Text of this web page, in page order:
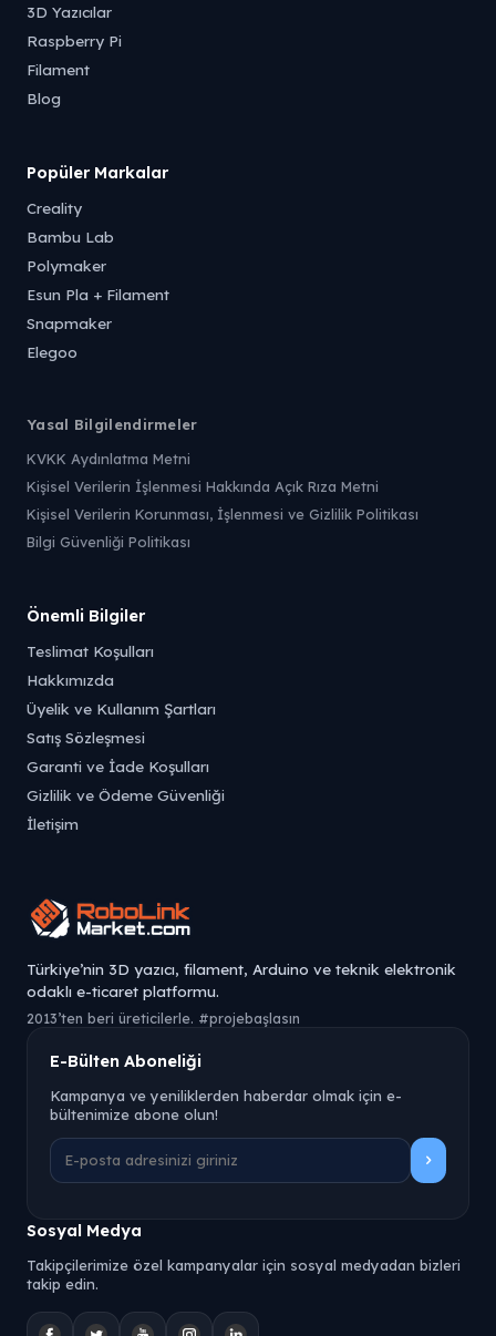
3D Yazıcılar
Raspberry Pi
Filament
Blog
Popüler Markalar
Creality
Bambu Lab
Polymaker
Esun Pla + Filament
Snapmaker
Elegoo
Yasal Bilgilendirmeler
KVKK Aydınlatma Metni
Kişisel Verilerin İşlenmesi Hakkında Açık Rıza Metni
Kişisel Verilerin Korunması, İşlenmesi ve Gizlilik Politikası
Bilgi Güvenliği Politikası
Önemli Bilgiler
Teslimat Koşulları
Hakkımızda
Üyelik ve Kullanım Şartları
Satış Sözleşmesi
Garanti ve İade Koşulları
Gizlilik ve Ödeme Güvenliği
İletişim
Türkiye’nin 3D yazıcı, filament, Arduino ve teknik elektronik
odaklı e-ticaret platformu.
2013’ten beri üreticilerle. #projebaşlasın
E-Bülten Aboneliği
Kampanya ve yeniliklerden haberdar olmak için e-
bültenimize abone olun!
Sosyal Medya
Takipçilerimize özel kampanyalar için sosyal medyadan bizleri
takip edin.